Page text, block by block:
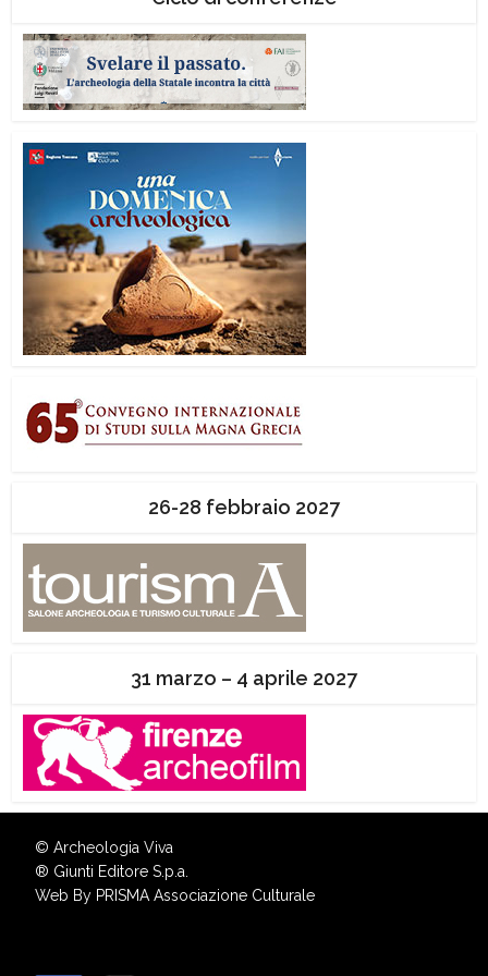
26-28 febbraio 2027
31 marzo – 4 aprile 2027
© Archeologia Viva
® Giunti Editore S.p.a.
Web By PRISMA Associazione Culturale